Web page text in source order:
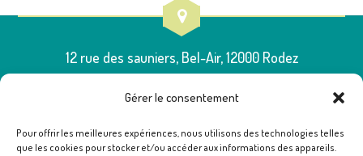
Gérer le consentement
Pour offrir les meilleures expériences, nous utilisons des technologies telles
que les cookies pour stocker et/ou accéder aux informations des appareils.
12 rue des sauniers, Bel-Air, 12000 Rodez
05 65 75 54 00